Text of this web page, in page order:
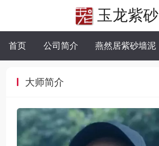
玉龙紫砂
首页 公司简介 燕然居紫砂墙泥
大师简介